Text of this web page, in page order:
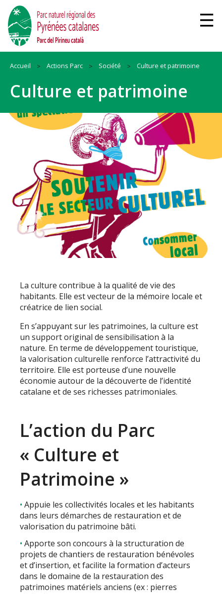
Accueil Actions Parc Société Culture et patrimoine
Culture et patrimoine
La culture contribue à la qualité de vie des
habitants. Elle est vecteur de la mémoire locale et
créatrice de lien social.
En s’appuyant sur les patrimoines, la culture est
un support original de sensibilisation à la
nature. En terme de développement touristique,
la valorisation culturelle renforce l’attractivité du
territoire. Elle est porteuse d’une nouvelle
économie autour de la découverte de l’identité
catalane et de ses richesses patrimoniales.
L’action du Parc
« Culture et
Patrimoine »
Appuie les collectivités locales et les habitants
dans leurs démarches de restauration et de
valorisation du patrimoine bâti.
Apporte son concours à la structuration de
projets de chantiers de restauration bénévoles
et d’insertion, et facilite la formation d’acteurs
dans le domaine de la restauration des
patrimoines matériels anciens (ex : pierres